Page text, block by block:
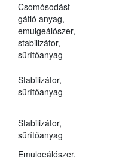
Csomósodást
gátló anyag,
emulgeálószer,
stabilizátor,
sűrítőanyag
Stabilizátor,
sűrítőanyag
Stabilizátor,
sűrítőanyag
Emulgeálószer,